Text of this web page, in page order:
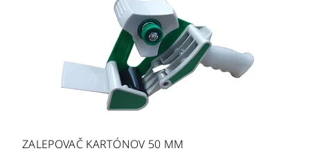
ZALEPOVAČ KARTÓNOV 50 MM